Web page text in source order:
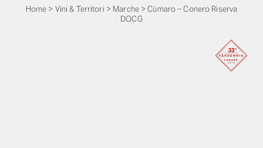
Home > Vini & Territori > Marche>Cùmaro – Conero Riserva
DOCG